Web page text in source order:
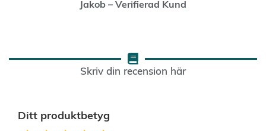
Jakob – Verifierad Kund
Skriv din recension här
Ditt produktbetyg